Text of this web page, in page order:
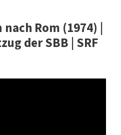
Rom (1974) |
der SBB | SRF